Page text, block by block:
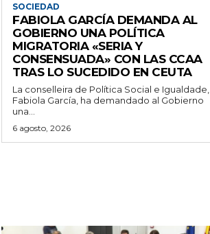
SOCIEDAD
FABIOLA GARCÍA DEMANDA AL
GOBIERNO UNA POLÍTICA
MIGRATORIA «SERIA Y
CONSENSUADA» CON LAS CCAA
TRAS LO SUCEDIDO EN CEUTA
La conselleira de Política Social e Igualdade,
Fabiola García, ha demandado al Gobierno
una...
6 agosto, 2026